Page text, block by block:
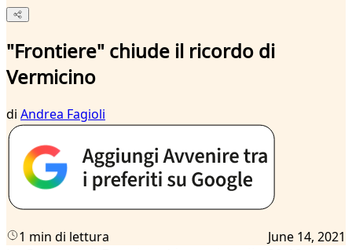
"Frontiere" chiude il ricordo di
Vermicino
di Andrea Fagioli
1 min di lettura June 14, 2021